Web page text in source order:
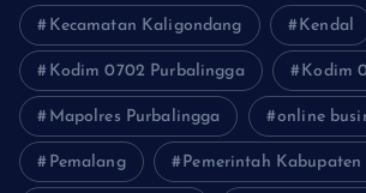
Kecamatan Kaligondang Kendal
Kodim 0702 Purbalingga Kodim
Mapolres Purbalingga online
Pemalang Pemerintah Kabupaten